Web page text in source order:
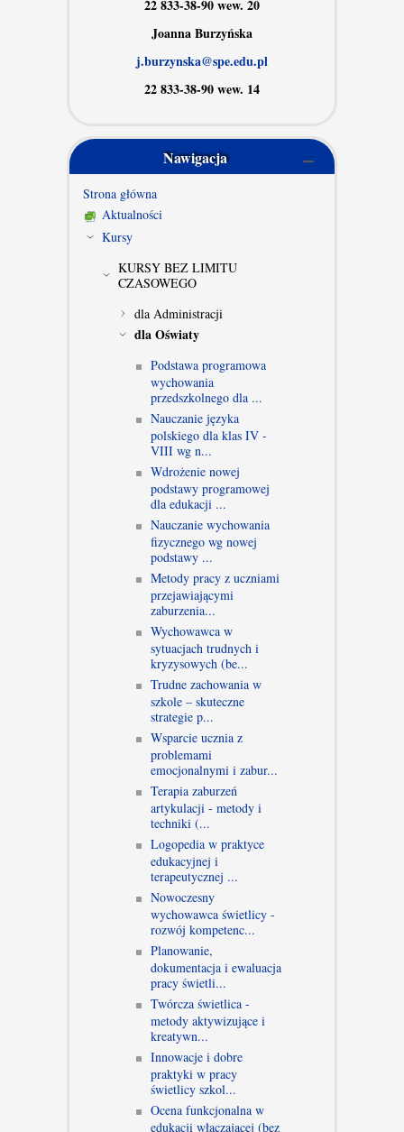
22 833-38-90 wew. 20
Joanna Burzyńska
j.burzynska@spe.edu.pl
22 833-38-90 wew. 14
Nawigacja
Strona główna
Aktualności
Kursy
KURSY BEZ LIMITU
CZASOWEGO
dla Administracji
dla Oświaty
Podstawa programowa
wychowania
przedszkolnego dla ...
Nauczanie języka
polskiego dla klas IV -
VIII wg n...
Wdrożenie nowej
podstawy programowej
dla edukacji ...
Nauczanie wychowania
fizycznego wg nowej
podstawy ...
Metody pracy z uczniami
przejawiającymi
zaburzenia...
Wychowawca w
sytuacjach trudnych i
kryzysowych (be...
Trudne zachowania w
szkole – skuteczne
strategie p...
Wsparcie ucznia z
problemami
emocjonalnymi i zabur...
Terapia zaburzeń
artykulacji - metody i
techniki (...
Logopedia w praktyce
edukacyjnej i
terapeutycznej ...
Nowoczesny
wychowawca świetlicy -
rozwój kompetenc...
Planowanie,
dokumentacja i ewaluacja
pracy świetli...
Twórcza świetlica -
metody aktywizujące i
kreatywn...
Innowacje i dobre
praktyki w pracy
świetlicy szkol...
Ocena funkcjonalna w
edukacji włączającej (bez